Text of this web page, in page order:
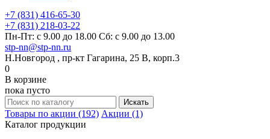
+7 (831) 416-65-30
+7 (831) 218-03-22
Пн-Пт: с 9.00 до 18.00 Сб: с 9.00 до 13.00
stp-nn@stp-nn.ru
Н.Новгород , пр-кт Гагарина, 25 В, корп.3
0
В корзине
пока пусто
Товары по акции (192) Акции (1)
Каталог продукции